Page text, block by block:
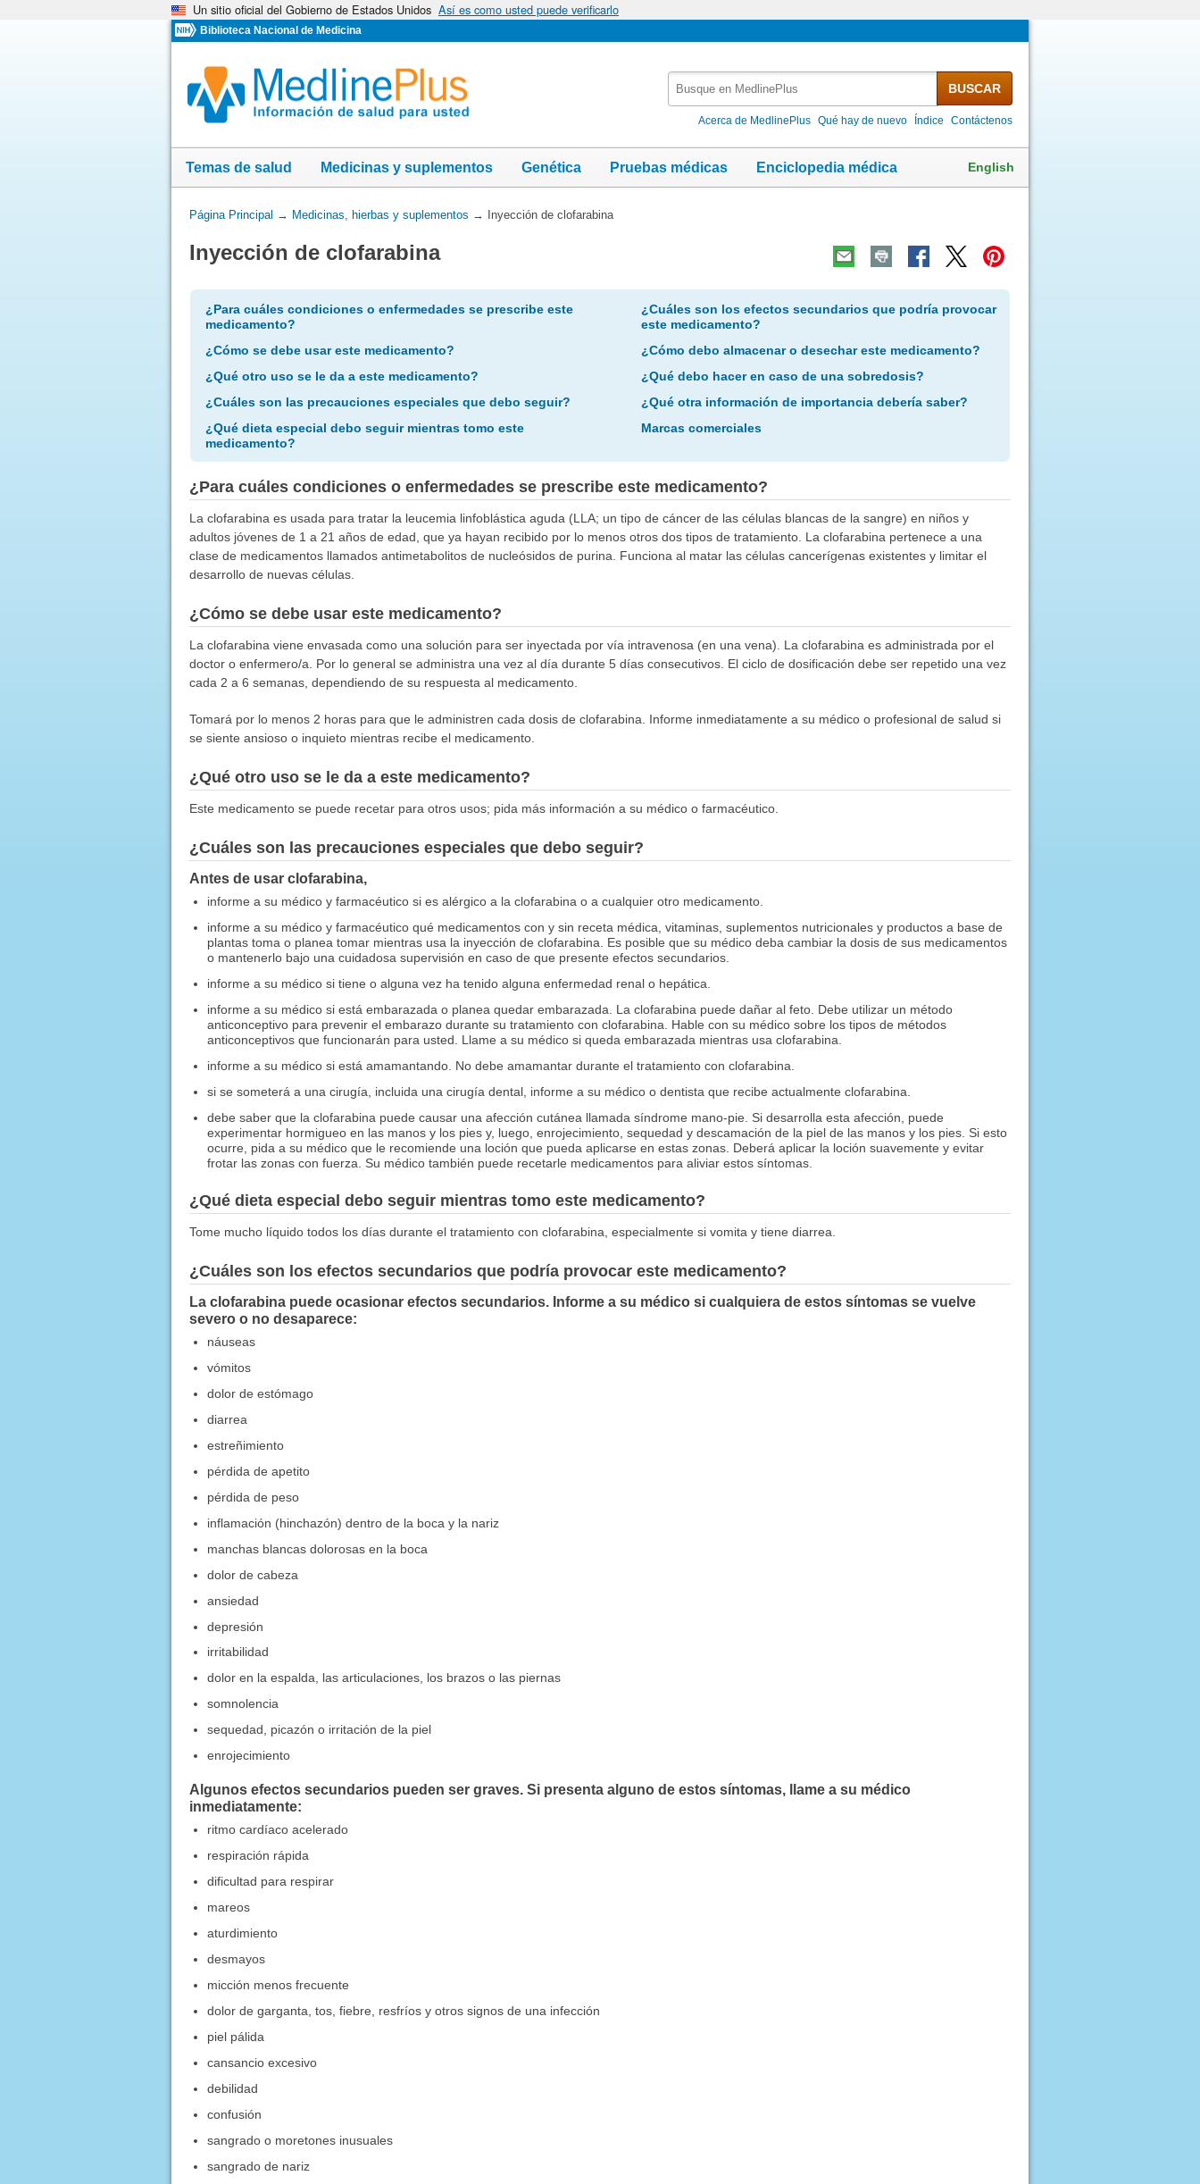
Un sitio oficial del Gobierno de Estados Unidos Así es como usted puede verificarlo
Biblioteca Nacional de Medicina
MedlinePlus
BUSCAR
Acerca de MedlinePlus Qué hay de nuevo Índice Contáctenos
Temas de salud Medicinas y suplementos Genética Pruebas médicas Enciclopedia médica English
Usted
aquí:
Página Principal → Medicinas, hierbas y suplementos → Inyección de clofarabina
Inyección de clofarabina
¿Para cuáles condiciones o enfermedades se prescribe este
medicamento?
¿Cómo se debe usar este medicamento?
¿Qué otro uso se le da a este medicamento?
¿Cuáles son las precauciones especiales que debo seguir?
¿Qué dieta especial debo seguir mientras tomo este
medicamento?
¿Cuáles son los efectos secundarios que podría provocar
este medicamento?
¿Cómo debo almacenar o desechar este medicamento?
¿Qué debo hacer en caso de una sobredosis?
¿Qué otra información de importancia debería saber?
Marcas comerciales
¿Para cuáles condiciones o enfermedades se prescribe este medicamento?
La clofarabina es usada para tratar la leucemia linfoblástica aguda (LLA; un tipo de cáncer de las células blancas de la sangre) en niños y
adultos jóvenes de 1 a 21 años de edad, que ya hayan recibido por lo menos otros dos tipos de tratamiento. La clofarabina pertenece a una
clase de medicamentos llamados antimetabolitos de nucleósidos de purina. Funciona al matar las células cancerígenas existentes y limitar el
desarrollo de nuevas células.
¿Cómo se debe usar este medicamento?
La clofarabina viene envasada como una solución para ser inyectada por vía intravenosa (en una vena). La clofarabina es administrada por el
doctor o enfermero/a. Por lo general se administra una vez al día durante 5 días consecutivos. El ciclo de dosificación debe ser repetido una vez
cada 2 a 6 semanas, dependiendo de su respuesta al medicamento.
Tomará por lo menos 2 horas para que le administren cada dosis de clofarabina. Informe inmediatamente a su médico o profesional de salud si
se siente ansioso o inquieto mientras recibe el medicamento.
¿Qué otro uso se le da a este medicamento?
Este medicamento se puede recetar para otros usos; pida más información a su médico o farmacéutico.
¿Cuáles son las precauciones especiales que debo seguir?
Antes de usar clofarabina,
informe a su médico y farmacéutico si es alérgico a la clofarabina o a cualquier otro medicamento.
informe a su médico y farmacéutico qué medicamentos con y sin receta médica, vitaminas, suplementos nutricionales y productos a base de
plantas toma o planea tomar mientras usa la inyección de clofarabina. Es posible que su médico deba cambiar la dosis de sus medicamentos
o mantenerlo bajo una cuidadosa supervisión en caso de que presente efectos secundarios.
informe a su médico si tiene o alguna vez ha tenido alguna enfermedad renal o hepática.
informe a su médico si está embarazada o planea quedar embarazada. La clofarabina puede dañar al feto. Debe utilizar un método
anticonceptivo para prevenir el embarazo durante su tratamiento con clofarabina. Hable con su médico sobre los tipos de métodos
anticonceptivos que funcionarán para usted. Llame a su médico si queda embarazada mientras usa clofarabina.
informe a su médico si está amamantando. No debe amamantar durante el tratamiento con clofarabina.
si se someterá a una cirugía, incluida una cirugía dental, informe a su médico o dentista que recibe actualmente clofarabina.
debe saber que la clofarabina puede causar una afección cutánea llamada síndrome mano-pie. Si desarrolla esta afección, puede
experimentar hormigueo en las manos y los pies y, luego, enrojecimiento, sequedad y descamación de la piel de las manos y los pies. Si esto
ocurre, pida a su médico que le recomiende una loción que pueda aplicarse en estas zonas. Deberá aplicar la loción suavemente y evitar
frotar las zonas con fuerza. Su médico también puede recetarle medicamentos para aliviar estos síntomas.
¿Qué dieta especial debo seguir mientras tomo este medicamento?
Tome mucho líquido todos los días durante el tratamiento con clofarabina, especialmente si vomita y tiene diarrea.
¿Cuáles son los efectos secundarios que podría provocar este medicamento?
La clofarabina puede ocasionar efectos secundarios. Informe a su médico si cualquiera de estos síntomas se vuelve
severo o no desaparece:
náuseas
vómitos
dolor de estómago
diarrea
estreñimiento
pérdida de apetito
pérdida de peso
inflamación (hinchazón) dentro de la boca y la nariz
manchas blancas dolorosas en la boca
dolor de cabeza
ansiedad
depresión
irritabilidad
dolor en la espalda, las articulaciones, los brazos o las piernas
somnolencia
sequedad, picazón o irritación de la piel
enrojecimiento
Algunos efectos secundarios pueden ser graves. Si presenta alguno de estos síntomas, llame a su médico
inmediatamente:
ritmo cardíaco acelerado
respiración rápida
dificultad para respirar
mareos
aturdimiento
desmayos
micción menos frecuente
dolor de garganta, tos, fiebre, resfríos y otros signos de una infección
piel pálida
cansancio excesivo
debilidad
confusión
sangrado o moretones inusuales
sangrado de nariz